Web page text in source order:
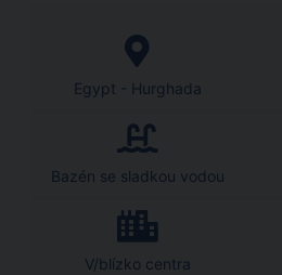
Egypt - Hurghada
Bazén se sladkou vodou
V/blízko centra